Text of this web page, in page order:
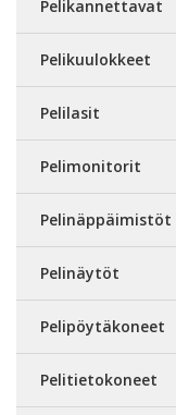
Pelikannettavat
Pelikuulokkeet
Pelilasit
Pelimonitorit
Pelinäppäimistöt
Pelinäytöt
Pelipöytäkoneet
Pelitietokoneet